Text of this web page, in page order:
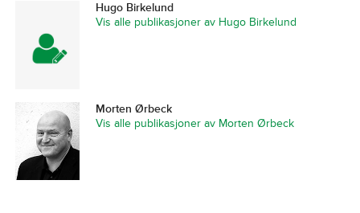
Hugo Birkelund
Vis alle publikasjoner av Hugo Birkelund
Morten Ørbeck
Vis alle publikasjoner av Morten Ørbeck